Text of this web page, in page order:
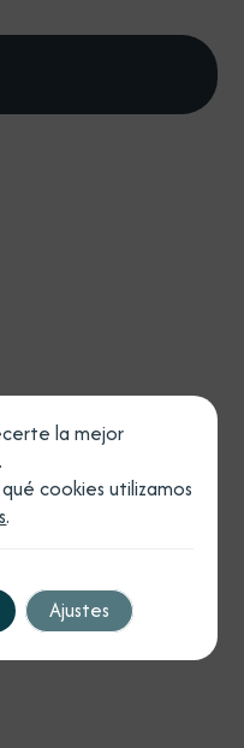
la mejor
cookies utilizamos
.
Ajustes